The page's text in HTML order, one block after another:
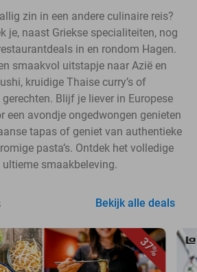
zin in een andere culinaire reis?
je, naast Griekse specialiteiten, nog
in en rondom Hagen.
smaakvol uitstapje naar Azië en
kruidige Thaise curry’s of
Blijf je liever in Europese
een avondje ongedwongen genieten
tapas of geniet van authentieke
pasta’s. Ontdek het volledige
smaakbeleving.
Bekijk alle deals
37%